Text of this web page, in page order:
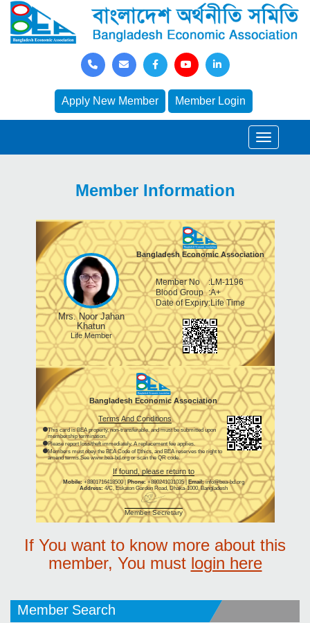
Apply New Member Member Login
Member Information
Mrs. Noor Jahan
Khatun
Life Member
Bangladesh Economic Association
Member No :LM-1196
Blood Group :A+
Date of Expiry:Life Time
Bangladesh Economic Association
Terms And Conditions
This card is BEA property, non-transferable, and must be submitted upon
membership termination.
Please report loss/theft immediately. A replacement fee applies.
Members must obey the BEA Code of Ethics, and BEA reserves the right to
amend terms.See www.bea-bd.org or scan the QR code.
If found, please return to
Mobile:+8801716418500 | Phone:+880241031035 | Email:info@bea-bd.org
Address: 4/C, Eskaton Garden Road, Dhaka-1000, Bangladesh
Member Secretary
If You want to know more about this
member, You must login here
Member Search